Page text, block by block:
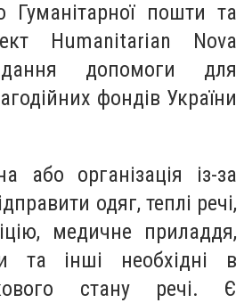
Гуманітарної пошти та
Humanitarian Nova
допомоги для
фондів України
або організація із-за
одяг, теплі речі,
медичне приладдя,
та інші необхідні в
стану речі. Є